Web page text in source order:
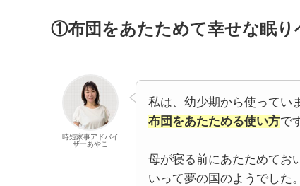
①布団をあたためて幸せな眠り
時短家事アドバイ
ザーあやこ
私は、幼少期から使ってい
布団をあたためる使い方で
母が寝る前にあたためてお
いって夢の国のようでした